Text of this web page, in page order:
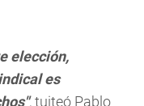
elección,
es
, tuiteó Pablo